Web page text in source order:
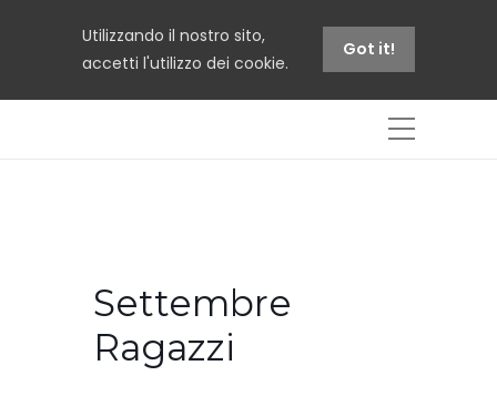
Utilizzando il nostro sito,
accetti l'utilizzo dei cookie.
Got it!
Settembre
Ragazzi